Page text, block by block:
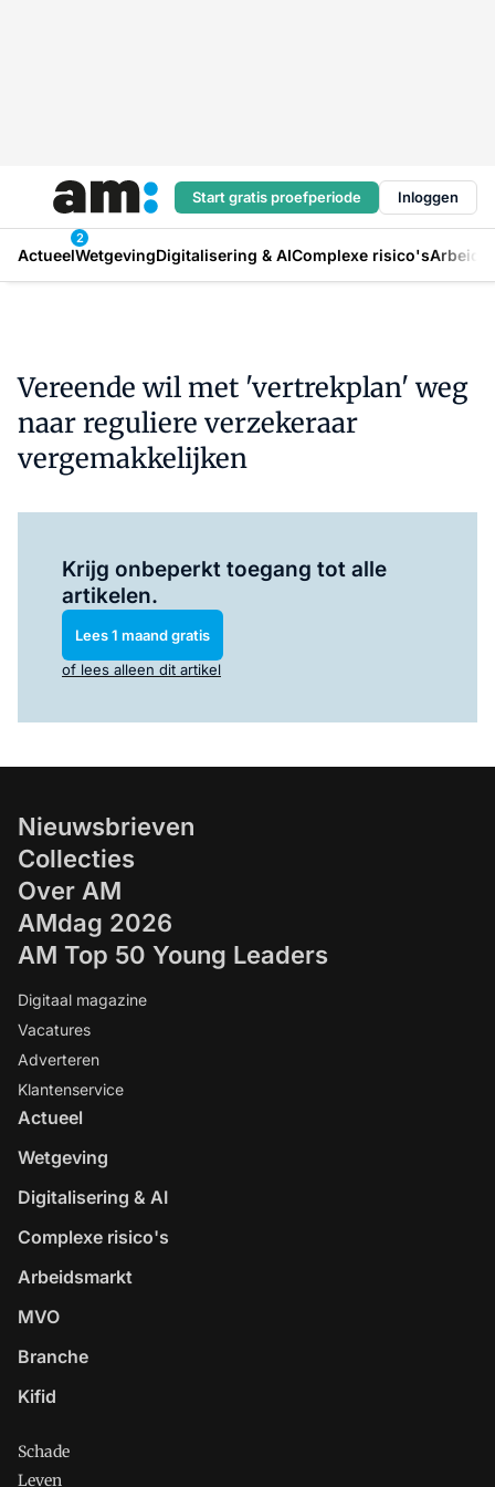
Start gratis proefperiode Inloggen
Actueel
2
WetgevingDigitalisering & AIComplexe risico's
Vereende wil met 'vertrekplan' weg
naar reguliere verzekeraar
vergemakkelijken
Krijg onbeperkt toegang tot alle
artikelen.
Lees 1 maand gratis
of lees alleen dit artikel
Nieuwsbrieven
Collecties
Over AM
AMdag 2026
AM Top 50 Young Leaders
Digitaal magazine
Vacatures
Adverteren
Klantenservice
Actueel
Wetgeving
Digitalisering & AI
Complexe risico's
Arbeidsmarkt
MVO
Branche
Kifid
Schade
Leven